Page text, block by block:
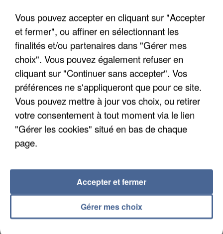
UN SECOND CADRE DE LA DZ MAFIA
INTERPELLÉ EN ALGÉRIE
Vous pouvez accepter en cliquant sur "Accepter
et fermer", ou affiner en sélectionnant les
finalités et/ou partenaires dans "Gérer mes
choix". Vous pouvez également refuser en
cliquant sur "Continuer sans accepter". Vos
préférences ne s'appliqueront que pour ce site.
Vous pouvez mettre à jour vos choix, ou retirer
votre consentement à tout moment via le lien
"Gérer les cookies" situé en bas de chaque
page.
Gérer mes choix
Accepter et fermer